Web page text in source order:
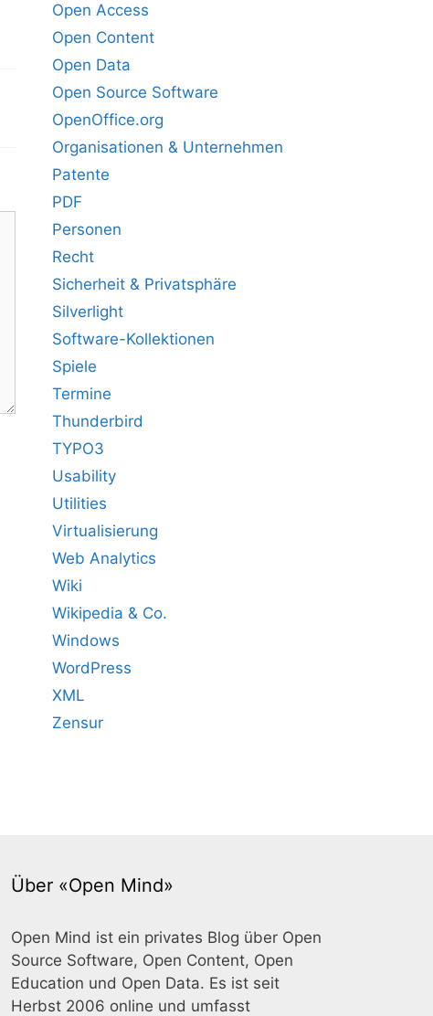
Open Access
Open Content
Open Data
Open Source Software
OpenOffice.org
Organisationen & Unternehmen
Patente
PDF
Personen
Recht
Sicherheit & Privatsphäre
Silverlight
Software-Kollektionen
Spiele
Termine
Thunderbird
TYPO3
Usability
Utilities
Virtualisierung
Web Analytics
Wiki
Wikipedia & Co.
Windows
WordPress
XML
Zensur
Über «Open Mind»
Open Mind ist ein privates Blog über Open
Source Software, Open Content, Open
Education und Open Data. Es ist seit
Herbst 2006 online und umfasst